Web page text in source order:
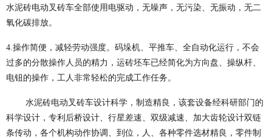
水泥砖电动叉砖车全部使用电驱动，无噪声，无污染、无振动，无二
氧化碳排放。
4.操作简便，减轻劳动强度。码垛机、平推车、全自动化运行，不会
过多的分散操作人员的精力，运砖坯车已经简化为方向盘、操纵杆、
电钮的操作，工人非常轻松的完成工作任务。
水泥砖电动叉砖车设计科学，制造精良，该套设备经科研部门的
科学设计，专利后桥设计、行星差速、双级减速、加大齿轮设计双链
条传动，各个机构动作协调、到位，人、各种零件选材精良，零件制